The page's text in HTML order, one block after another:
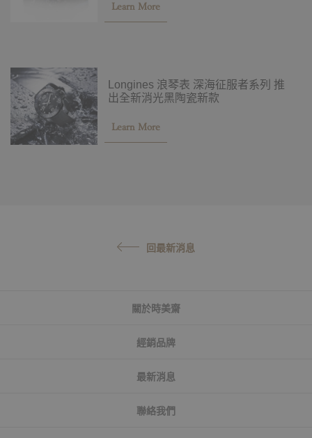
Learn More
Longines 浪琴表 深海征服者系列 推
出全新消光黑陶瓷新款
Learn More
回最新消息
關於時美齋
經銷品牌
最新消息
聯絡我們